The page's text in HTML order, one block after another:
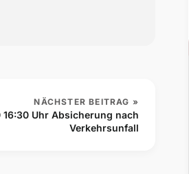
NÄCHSTER BEITRAG »
16:30 Uhr Absicherung nach
Verkehrsunfall